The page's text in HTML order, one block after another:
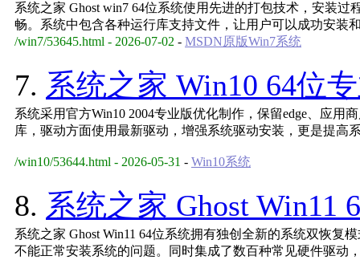
系统之家 Ghost win7 64位系统使用先进的打包技术，安装
畅。系统中包含各种运行库支持文件，让用户可以成功安装
/win7/53645.html - 2026-07-02 - MSDN原版Win7系统
7. 系统之家 Win10 64位
系统采用官方Win10 2004专业版优化制作，保留edge、应用
库，驱动方面使用最新驱动，增强系统驱动安装，更是提高
/win10/53644.html - 2026-05-31 - Win10系统
8. 系统之家 Ghost Win11
系统之家 Ghost Win11 64位系统拥有独创全新的系统双恢复
不能正常安装系统的问题。同时集成了数百种常见硬件驱动